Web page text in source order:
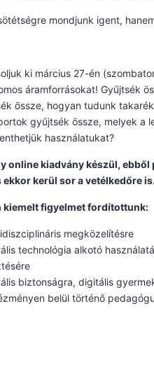
mondjunk igent,
ki március 27-én
áramforrásokat! Gyűjtsék
össze, hogyan tudunk
gyűjtsék össze, melyek a
használatukat?
online kiadvány készül,
kerül sor a vetélkedőre is.
kiemelt figyelmet fordítottunk:
megközelítésre
technológia alkotó
biztonságra, digitális
belül történő